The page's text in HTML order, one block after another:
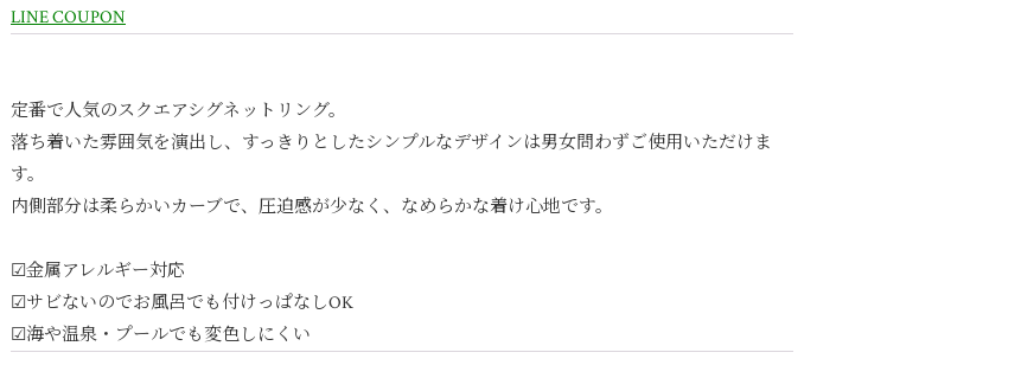
LINE COUPON
定番で人気のスクエアシグネットリング。
落ち着いた雰囲気を演出し、すっきりとしたシンプルなデザインは男女問わずご使用いただけま
す。
内側部分は柔らかいカーブで、圧迫感が少なく、なめらかな着け心地です。
☑︎金属アレルギー対応
☑︎サビないのでお風呂でも付けっぱなしOK
☑︎海や温泉・プールでも変色しにくい